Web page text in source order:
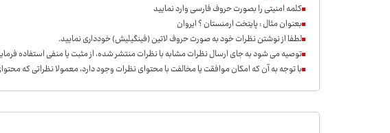
کلمه امنیتی را بصورت حروف فارسی وارد نمایید
بعنوان مثال : پایتخت ارمنستان ؟ ایروان
لطفا از نوشتن نظرات خود به صورت حروف لاتین (فینگیلیش) خودداری نمايید.
توصیه می شود به جای ارسال نظرات مشابه با نظرات منتشر شده، از مثبت یا منفی استفاده
با توجه به آن که امکان موافقت یا مخالفت با محتوای نظرات وجود دارد، معمولا نظراتی که